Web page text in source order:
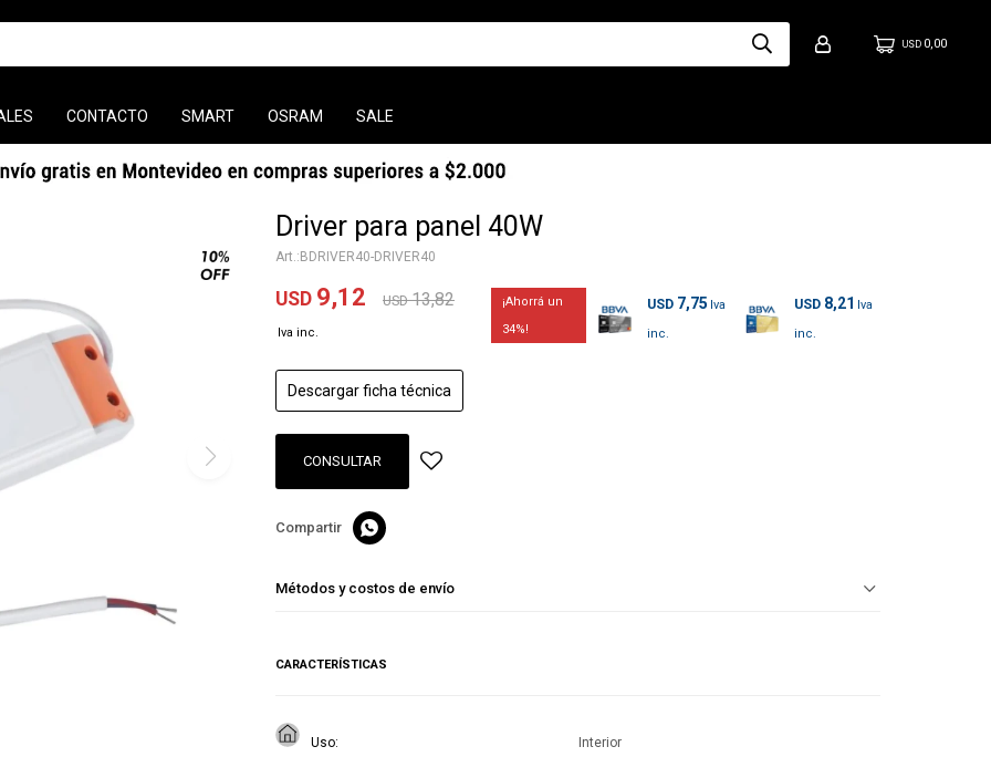
CONTACTO SMART OSRAM SALE
USD 0,00
Driver para panel 40W
BDRIVER40-DRIVER40
USD 9,12 USD 13,82
34
USD 7,75 USD 8,21
Descargar ficha técnica
CONSULTAR

Métodos y costos de envío
CARACTERÍSTICAS
Uso Interior